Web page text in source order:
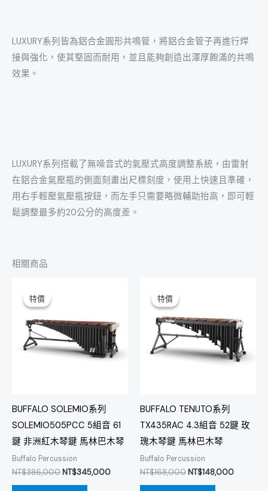
LUXURY系列皆為鋁合金圓形共鳴管，將鋁合金管子再進行焊
接與強化，使其堅固而耐用，並且能夠創造出渾厚飽滿的共鳴
效果。
LUXURY系列搭載了無噪音式的氣壓式高度調整系統，由雷射
在鋁合金氣壓瓶的側面刻畫出尺標刻度，使用上快速且準確，
用右手輕壓氣壓瓶按鈕，而左手只需要略微輔助抬高，即可輕
鬆調整最多約20公分的高度差。
相關商品
特價
特價
BUFFALO SOLEMIO系列
SOLEMIO505PCC 5組音 61
鍵 非洲紅木琴鍵 馬林巴木琴
Buffalo Percussion
NT$386,000
NT$386,000。
NT$345,000
NT$345,000。
特價
特價
BUFFALO TENUTO系列
TX435RAC 4.3組音 52鍵 玫
瑰木琴鍵 馬林巴木琴
Buffalo Percussion
NT$168,000
NT$168,000。
NT$148,000